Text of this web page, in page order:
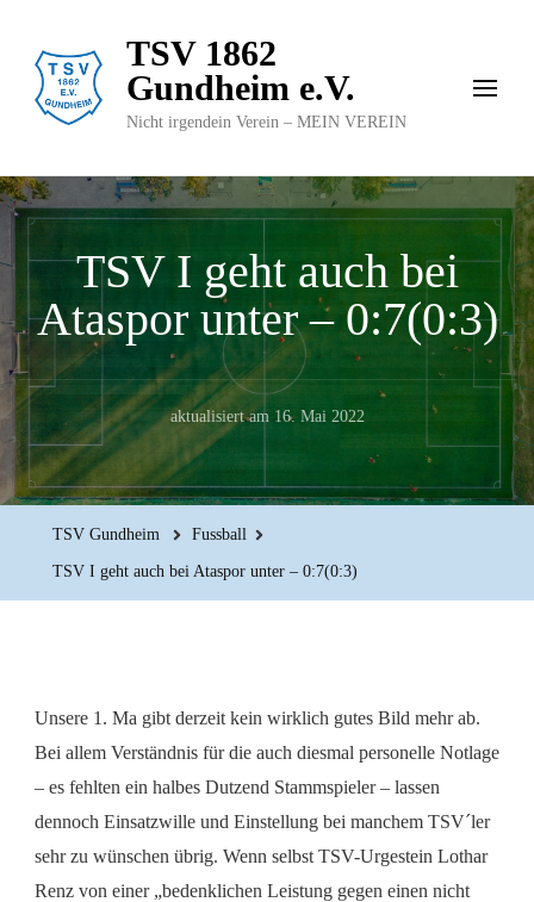
TSV 1862
Gundheim e.V.
Nicht irgendein Verein – MEIN VEREIN
TSV I geht auch bei
Ataspor unter – 0:7(0:3)
aktualisiert am 16. Mai 2022
TSV Gundheim Fussball
TSV I geht auch bei Ataspor unter – 0:7(0:3)
Unsere 1. Ma gibt derzeit kein wirklich gutes Bild mehr ab.
Bei allem Verständnis für die auch diesmal personelle Notlage
– es fehlten ein halbes Dutzend Stammspieler – lassen
dennoch Einsatzwille und Einstellung bei manchem TSV´ler
sehr zu wünschen übrig. Wenn selbst TSV-Urgestein Lothar
Renz von einer „bedenklichen Leistung gegen einen nicht